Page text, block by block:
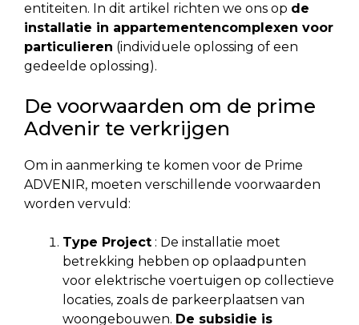
entiteiten. In dit artikel richten we ons op de
installatie in appartementencomplexen voor
particulieren (individuele oplossing of een
gedeelde oplossing).
De voorwaarden om de prime
Advenir te verkrijgen
Om in aanmerking te komen voor de Prime
ADVENIR, moeten verschillende voorwaarden
worden vervuld:
Type Project : De installatie moet
betrekking hebben op oplaadpunten
voor elektrische voertuigen op collectieve
locaties, zoals de parkeerplaatsen van
woongebouwen. De subsidie is